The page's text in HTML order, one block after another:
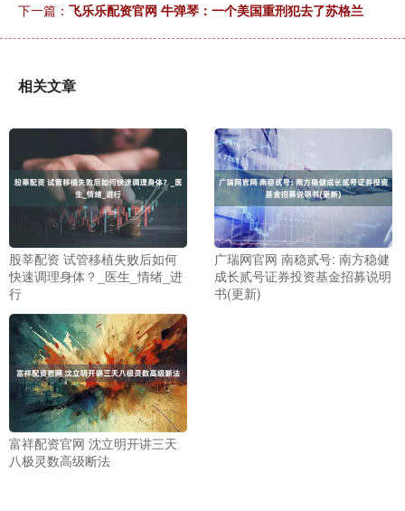
下一篇： 飞乐乐配资官网 牛弹琴：一个美国重刑犯去了苏格兰
相关文章
股莘配资 试管移植失败后如何
快速调理身体？_医生_情绪_进
行
广瑞网官网 南稳贰号: 南方稳健
成长贰号证券投资基金招募说明
书(更新)
富祥配资官网 沈立明开讲三天
八极灵数高级断法